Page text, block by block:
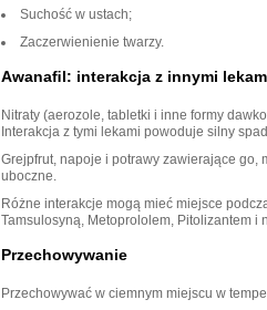
Suchość w ustach;
Zaczerwienienie twarzy.
Awanaﬁl: interakcja z innymi
Nitraty (aerozole, tabletki i inne formy
Interakcja z tymi lekami powoduje silny
Grejpfrut, napoje i potrawy zawierające go,
uboczne.
Różne interakcje mogą mieć miejsce
Tamsulosyną, Metoprololem, Pitolizantem i
Przechowywanie
Przechowywać w ciemnym miejscu w